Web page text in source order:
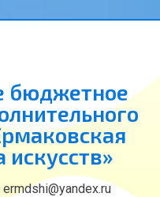
бюджетное
искусств»
ermdshi@yandex.ru